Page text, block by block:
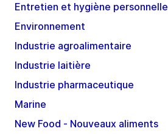
Entretien et hygiène personnelle
Environnement
Industrie agroalimentaire
Industrie laitière
Industrie pharmaceutique
Marine
New Food - Nouveaux aliments